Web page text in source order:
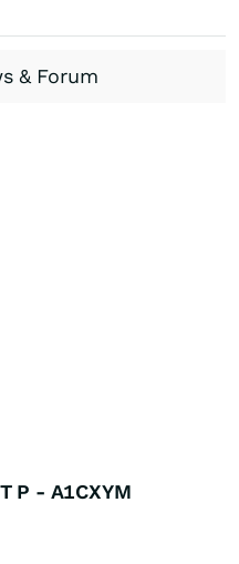
& Forum
P - A1CXYM